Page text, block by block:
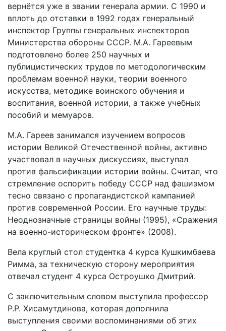
вернётся уже в звании генерала армии. С 1990 и
вплоть до отставки в 1992 годах генеральный
инспектор Группы генеральных инспекторов
Министерства обороны СССР. М.А. Гареевым
подготовлено более 250 научных и
публицистических трудов по методологическим
проблемам военной науки, теории военного
искусства, методике воинского обучения и
воспитания, военной истории, а также учебных
пособий и мемуаров.
М.А. Гареев занимался изучением вопросов
истории Великой Отечественной войны, активно
участвовал в научных дискуссиях, выступал
против фальсификации истории войны. Считал, что
стремление оспорить победу СССР над фашизмом
тесно связано с пропагандистской кампанией
против современной России. Его научные труды:
Неоднозначные страницы войны (1995), «Сражения
на военно-историческом фронте» (2008).
Вела круглый стол студентка 4 курса Кушкимбаева
Римма, за техническую сторону мероприятия
отвечал студент 4 курса Остроушко Дмитрий.
С заключительным словом выступила профессор
Р.Р. Хисамутдинова, которая дополнила
выступления своими воспоминаниями об этих